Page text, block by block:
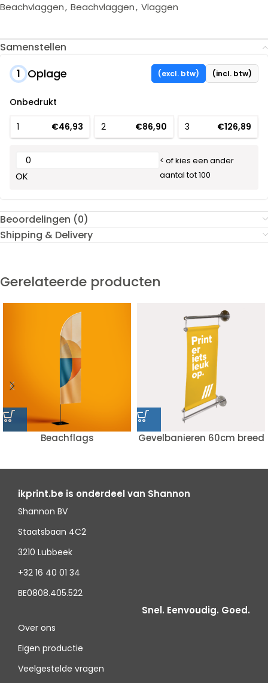
Beachvlaggen, Beachvlaggen, Vlaggen
Samenstellen
1
Oplage (excl. btw) (incl. btw)
Onbedrukt
1 €46,93 2 €86,90 3 €126,89
OK
< of kies een ander
aantal tot 100
Beoordelingen (0)
Shipping & Delivery
Gerelateerde producten
Beachflags Gevelbanieren 60cm breed
ikprint.be is onderdeel van Shannon
Shannon BV
Staatsbaan 4C2
3210 Lubbeek
+32 16 40 01 34
BE0808.405.522
Snel. Eenvoudig. Goed.
Over ons
Eigen productie
Veelgestelde vragen